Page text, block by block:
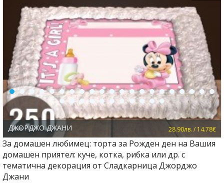
ДЖОРДЖО ДЖАНИ 28.90лв. / 14.78€
За домашен любимец: торта за Рожден ден на Вашия
домашен приятел: куче, котка, рибка или др. с
тематична декорация от Сладкарница Джорджо
Джани